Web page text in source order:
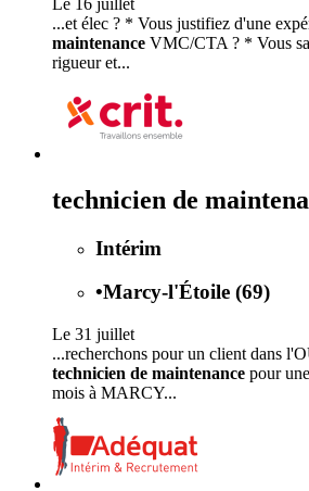
...et élec ? * Vous justifiez d'une
maintenance VMC/CTA ? * Vous
rigueur et...
technicien de
Intérim
•Marcy-l'Étoile (69)
Le 31 juillet
...recherchons pour un client dans
technicien de maintenance pour
mois à MARCY...